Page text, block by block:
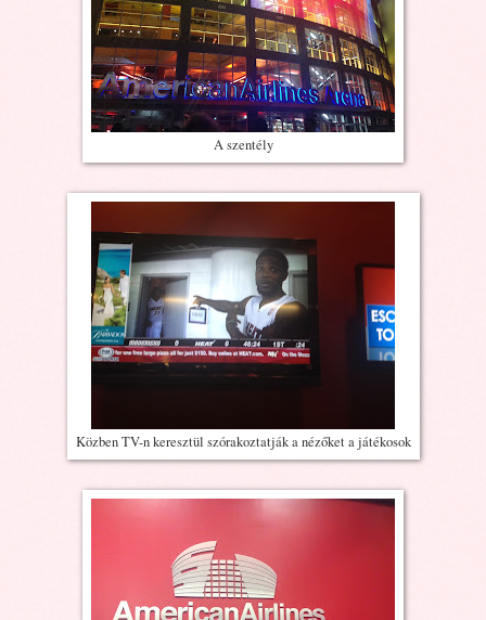
A szentély
Közben TV-n keresztül szórakoztatják a nézőket a játékosok